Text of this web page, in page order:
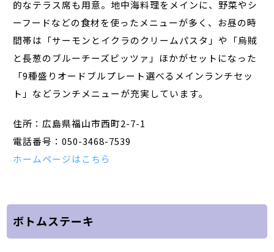
的なテラス席も用意。地中海料理をメインに、野菜やシ
ーフードなどの食材を使ったメニューが多く、お昼の時
間帯は「サーモンとイクラのクリームパスタ」や「烏賊
と長葱のブルーチーズピッツァ」ほかがセットになった
「9種盛りオードブルプレート選べるメインランチセッ
ト」などランチメニューが充実しています。
住所：広島県福山市西町2-7-1
電話番号：050-3468-7539
ホームページはこちら
ボトムステーキ